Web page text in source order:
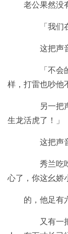
老公果然没
「我们在
这把声音
「不会的
样，打雷也吵他
另一把声
生龙活虎了！」
这把声音
秀兰吃吃
心了，你这幺娇
的，他足有
又有一把